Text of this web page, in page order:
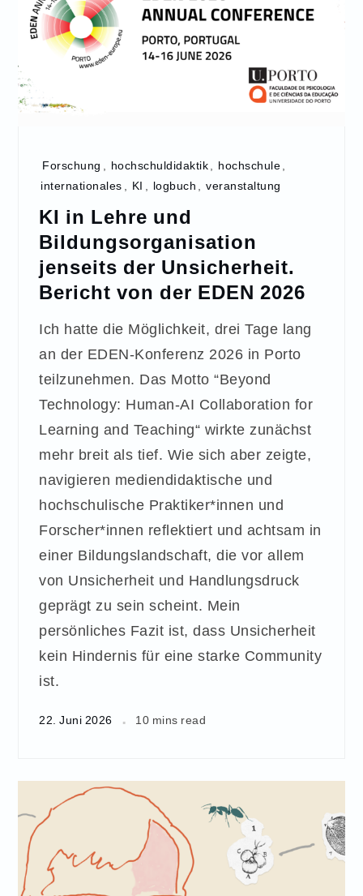
Forschung hochschuldidaktik hochschule
internationales
KI logbuch veranstaltung
KI in Lehre und
Bildungsorganisation
jenseits der Unsicherheit.
Bericht von der EDEN 2026
Ich hatte die Möglichkeit, drei Tage lang
an der EDEN-Konferenz 2026 in Porto
teilzunehmen. Das Motto “Beyond
Technology: Human-AI Collaboration for
Learning and Teaching“ wirkte zunächst
mehr breit als tief. Wie sich aber zeigte,
navigieren mediendidaktische und
hochschulische Praktiker*innen und
Forscher*innen reflektiert und achtsam in
einer Bildungslandschaft, die vor allem
von Unsicherheit und Handlungsdruck
geprägt zu sein scheint. Mein
persönliches Fazit ist, dass Unsicherheit
kein Hindernis für eine starke Community
ist.
22. Juni 2026 10 mins read